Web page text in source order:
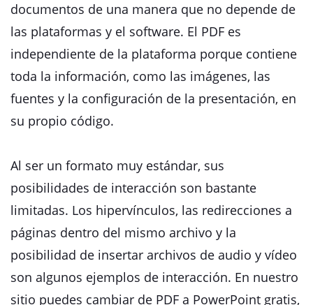
documentos de una manera que no depende de
las plataformas y el software. El PDF es
independiente de la plataforma porque contiene
toda la información, como las imágenes, las
fuentes y la configuración de la presentación, en
su propio código.
Al ser un formato muy estándar, sus
posibilidades de interacción son bastante
limitadas. Los hipervínculos, las redirecciones a
páginas dentro del mismo archivo y la
posibilidad de insertar archivos de audio y vídeo
son algunos ejemplos de interacción. En nuestro
sitio puedes cambiar de PDF a PowerPoint gratis,